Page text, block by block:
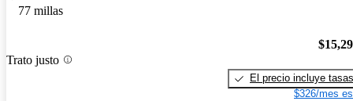
77 millas
Trato justo
El precio incluye tasas
$326/mes